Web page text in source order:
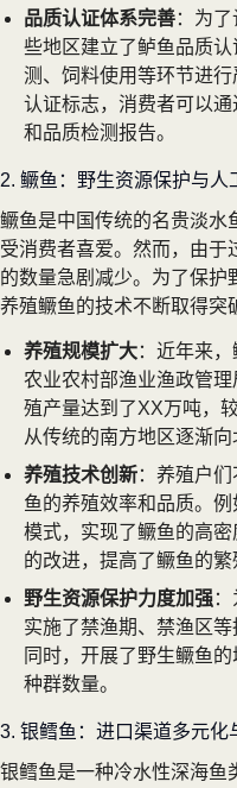
品质认证体系完善：为
些地区建立了鲈鱼品质
测、饲料使用等环节进
认证标志，消费者可以
和品质检测报告。
2. 鳜鱼：野生资源保护与人
鳜鱼是中国传统的名贵淡水
受消费者喜爱。然而，由于
的数量急剧减少。为了保护
养殖鳜鱼的技术不断取得突
养殖规模扩大：近年来
农业农村部渔业渔政管
殖产量达到了XX万吨，
从传统的南方地区逐渐向
养殖技术创新：养殖户
鱼的养殖效率和品质。
模式，实现了鳜鱼的高
的改进，提高了鳜鱼的繁
野生资源保护力度加强
实施了禁渔期、禁渔区等
同时，开展了野生鳜鱼
种群数量。
3. 银鳕鱼：进口渠道多元化
银鳕鱼是一种冷水性深海鱼